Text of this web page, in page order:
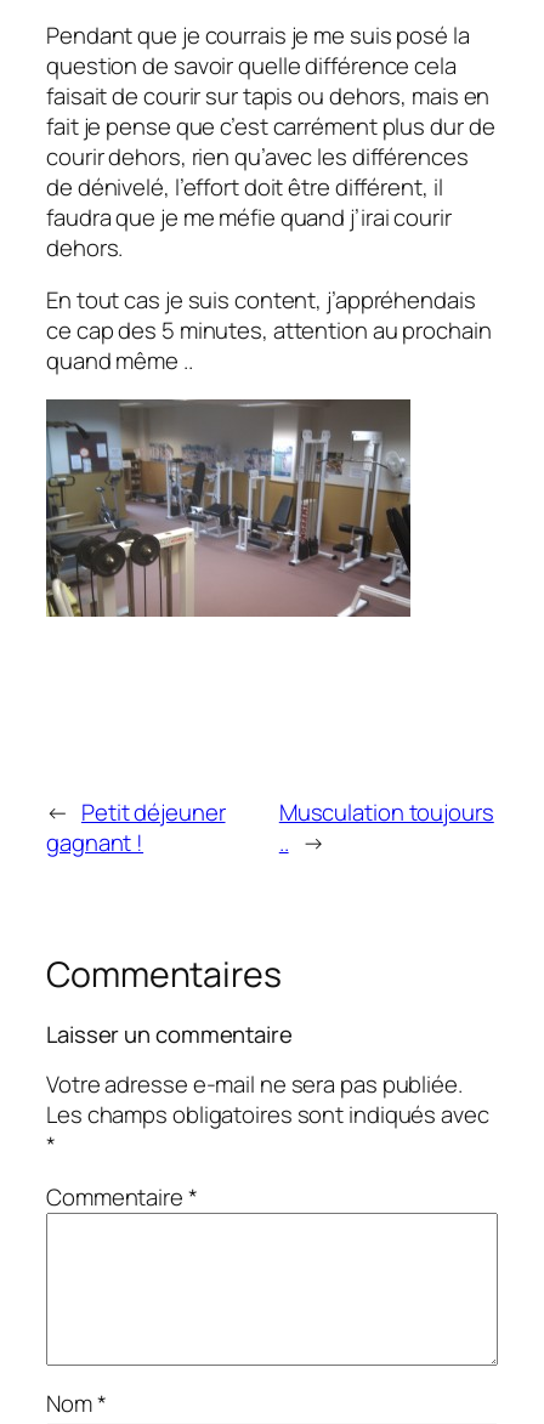
Pendant que je courrais je me suis posé la
question de savoir quelle différence cela
faisait de courir sur tapis ou dehors, mais en
fait je pense que c’est carrément plus dur de
courir dehors, rien qu’avec les différences
de dénivelé, l’effort doit être différent, il
faudra que je me méfie quand j’irai courir
dehors.
En tout cas je suis content, j’appréhendais
ce cap des 5 minutes, attention au prochain
quand même ..
← Petit déjeuner
gagnant !
Musculation toujours
.. →
Commentaires
Laisser un commentaire
Votre adresse e-mail ne sera pas publiée.
Les champs obligatoires sont indiqués avec
*
Commentaire*
Nom*